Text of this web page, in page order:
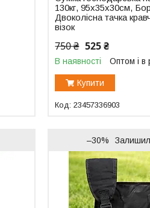
130кг, 95х35х30см,
Двоколісна тачка
візок
750 ₴ 525 ₴
В наявності Оптом і в
Купити
23457336903
–30%